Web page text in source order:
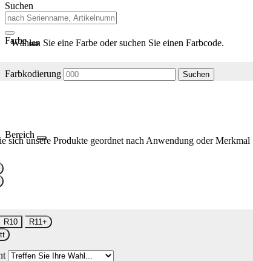
Suchen
Farbe
Wählen Sie eine Farbe oder suchen Sie einen Farbcode.
Farbkodierung Suchen
Bereich
sich unsere Produkte geordnet nach Anwendung oder Merkmal
R10
R11+